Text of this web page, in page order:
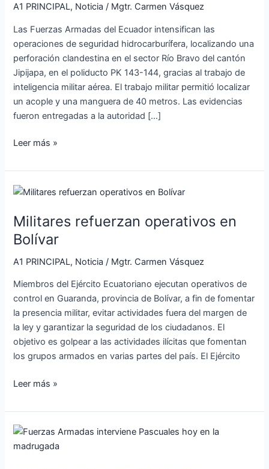
A1 PRINCIPAL, Noticia / Mgtr. Carmen Vásquez
Las Fuerzas Armadas del Ecuador intensifican las
operaciones de seguridad hidrocarburífera, localizando una
perforación clandestina en el sector Río Bravo del cantón
Jipijapa, en el poliducto PK 143-144, gracias al trabajo de
inteligencia militar aérea. El trabajo militar permitió localizar
un acople y una manguera de 40 metros. Las evidencias
fueron entregadas a la autoridad […]
en
Leer más »
Militares refuerzan operativos en
Bolívar
A1 PRINCIPAL, Noticia / Mgtr. Carmen Vásquez
Miembros del Ejército Ecuatoriano ejecutan operativos de
control en Guaranda, provincia de Bolívar, a fin de fomentar
la presencia militar, evitar actividades fuera del margen de
la ley y garantizar la seguridad de los ciudadanos. El
objetivo es golpear a las actividades ilícitas que fomentan
los grupos armados en varias partes del país. El Ejército
Militares
operativos
en
Bolívar
Leer más »
Fuerzas
Armadas